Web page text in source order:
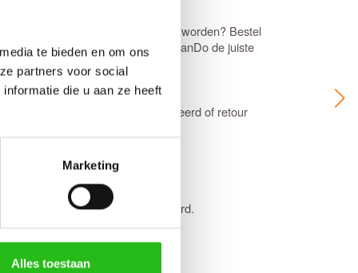
te bieden en om ons
partners voor social
die u aan ze heeft
Marketing
Alles toestaan
klaar om afgehangen geleverd worden? Bestel
deurbeslagpakket, dan maakt CanDo de juiste
en kunnen niet geruild, geannuleerd of retour
afgelakt binnen 3 weken geleverd.